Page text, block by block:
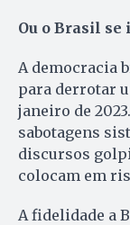
Ou o Brasil se
A democracia
para derrotar
janeiro de
sabotagens
discursos
colocam em
A fidelidade a